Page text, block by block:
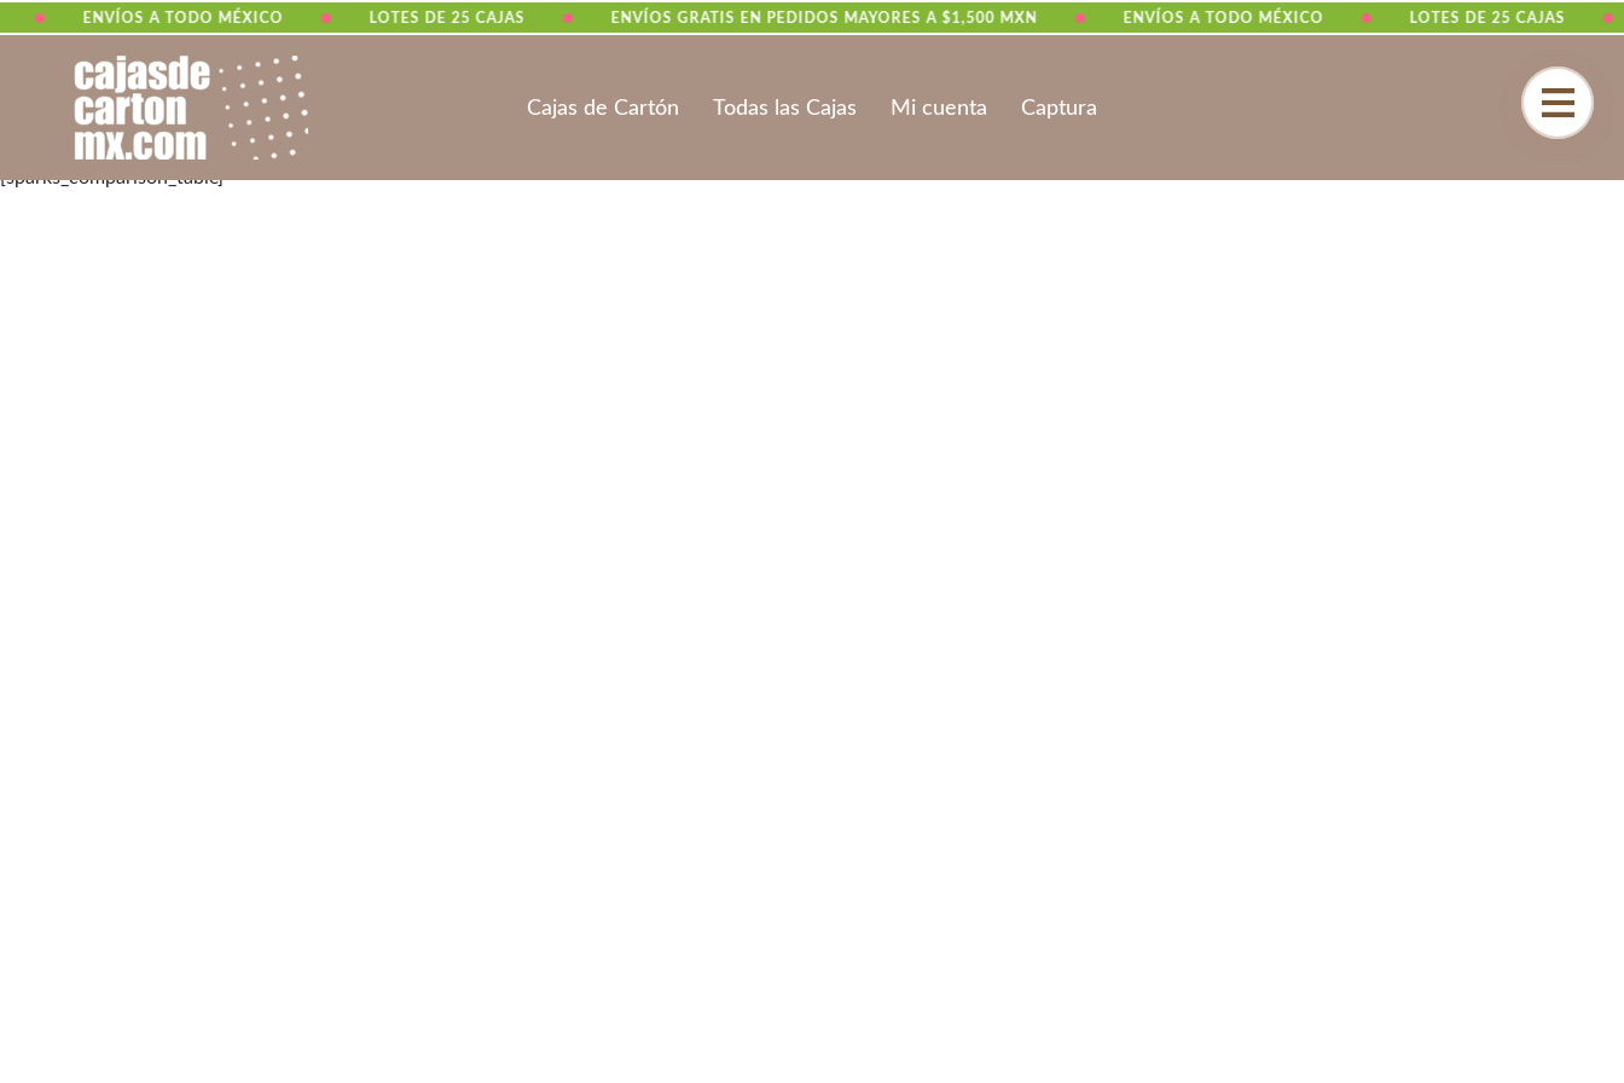
contenido
• ENVÍOS A TODO MÉXICO • LOTES DE 25 CAJAS • ENVÍOS GRATIS EN PEDIDOS MAYORES A $1,500 MXN • ENVÍOS A TODO MÉXICO • LOTES DE 25 CAJAS •
Cajas de Cartón Todas las Cajas Mi cuenta Captura
Comparison Table
[sparks_comparison_table]